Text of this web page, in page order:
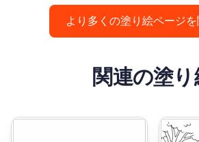
より多くの塗り絵ページ
関連の塗